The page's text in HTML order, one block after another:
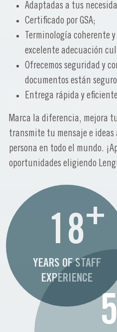
Adaptadas a tus
Certificado por GSA;
Terminología coherente
excelente adecuación
Ofrecemos seguridad y
documentos están
Entrega rápida y
Marca la diferencia, mejora
transmite tu mensaje e
persona en todo el mundo.
oportunidades eligiendo
18+
YEARS OF STAFF
EXPERIENCE